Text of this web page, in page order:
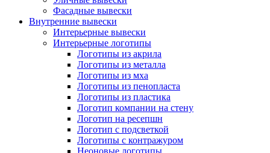
Фасадные вывески
Внутренние вывески
Интерьерные вывески
Интерьерные логотипы
Логотипы из акрила
Логотипы из металла
Логотипы из мха
Логотипы из пенопласта
Логотипы из пластика
Логотип компании на стену
Логотип на ресепшн
Логотип с подсветкой
Логотипы с контражуром
Неоновые логотипы